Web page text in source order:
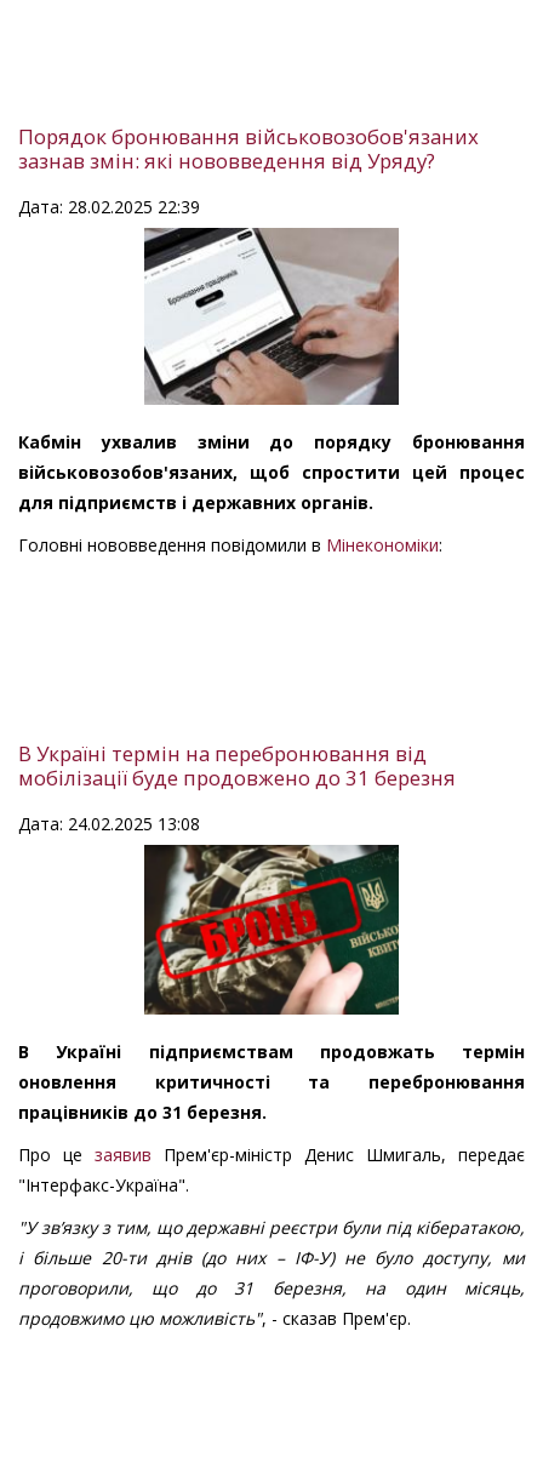
Порядок бронювання військовозобов'язаних
зазнав змін: які нововведення від Уряду?
Дата: 28.02.2025 22:39
Кабмін ухвалив зміни до порядку бронювання
військовозобов'язаних, щоб спростити цей процес
для підприємств і державних органів.
Головні нововведення повідомили в Мінекономіки:
В Україні термін на перебронювання від
мобілізації буде продовжено до 31 березня
Дата: 24.02.2025 13:08
В Україні підприємствам продовжать термін
оновлення критичності та перебронювання
працівників до 31 березня.
Про це заявив Прем'єр-міністр Денис Шмигаль, передає
"Інтерфакс-Україна".
"У зв’язку з тим, що державні реєстри були під кібератакою,
і більше 20-ти днів (до них – ІФ-У) не було доступу, ми
проговорили, що до 31 березня, на один місяць,
продовжимо цю можливість", - сказав Прем'єр.